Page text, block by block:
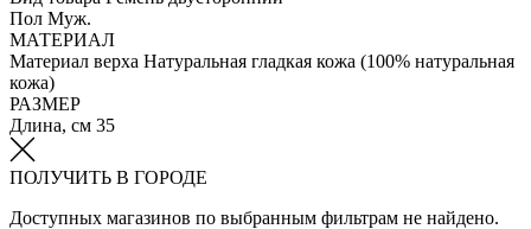
Пол Муж.
МАТЕРИАЛ
Материал верха Натуральная гладкая кожа (100% натуральная
кожа)
РАЗМЕР
Длина, см 35
ПОЛУЧИТЬ В ГОРОДЕ
Доступных магазинов по выбранным фильтрам не найдено.